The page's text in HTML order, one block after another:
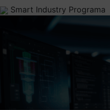
Smart Industry Programa